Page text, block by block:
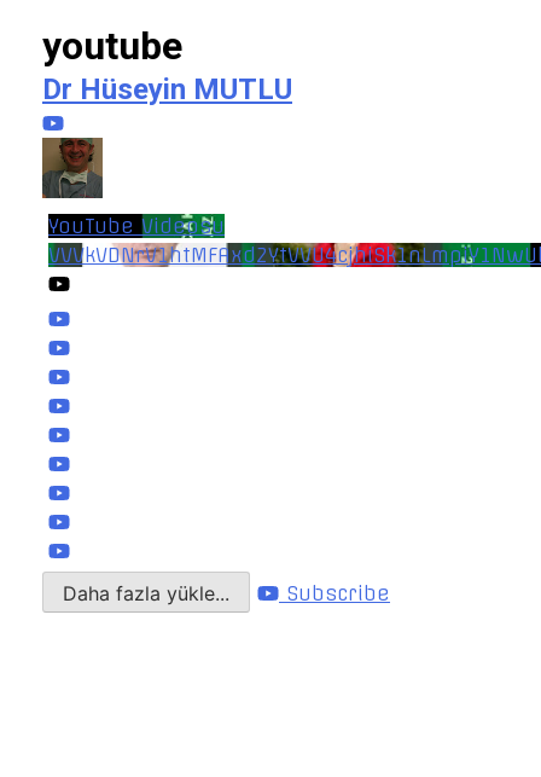
youtube
Dr Hüseyin MUTLU
YouTube Videosu
Daha fazla yükle... Subscribe